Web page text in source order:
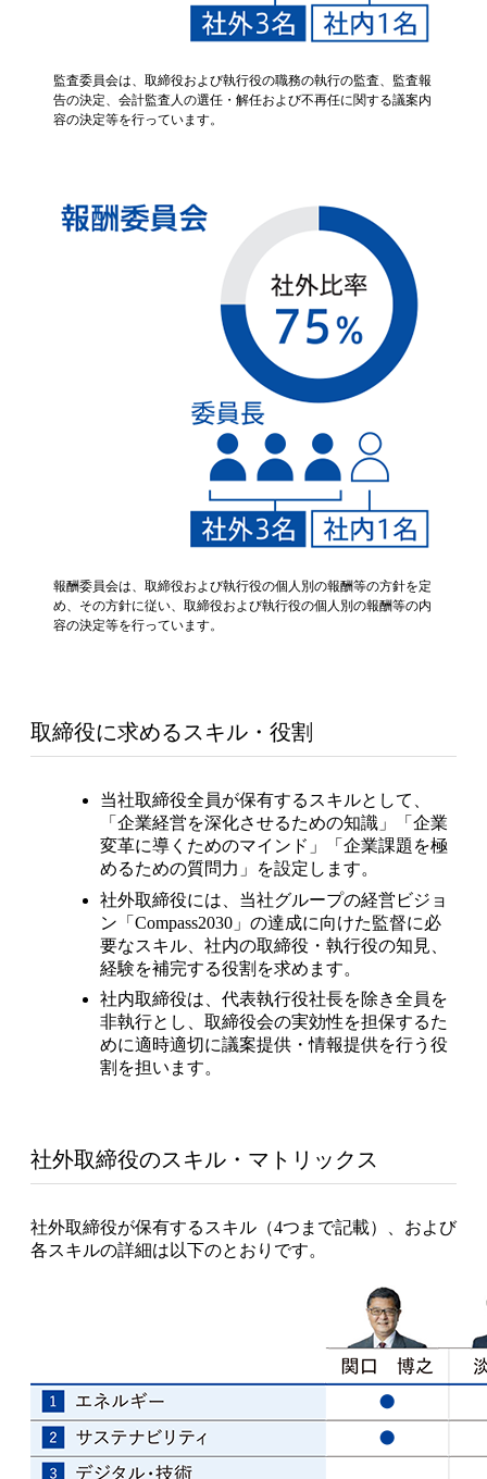
監査委員会は、取締役および執行役の職務の執行の監査、監査報
告の決定、会計監査人の選任・解任および不再任に関する議案内
容の決定等を行っています。
報酬委員会は、取締役および執行役の個人別の報酬等の方針を定
め、その方針に従い、取締役および執行役の個人別の報酬等の内
容の決定等を行っています。
取締役に求めるスキル・役割
当社取締役全員が保有するスキルとして、
「企業経営を深化させるための知識」「企業
変革に導くためのマインド」「企業課題を極
めるための質問力」を設定します。
社外取締役には、当社グループの経営ビジョ
ン「Compass2030」の達成に向けた監督に必
要なスキル、社内の取締役・執行役の知見、
経験を補完する役割を求めます。
社内取締役は、代表執行役社長を除き全員を
非執行とし、取締役会の実効性を担保するた
めに適時適切に議案提供・情報提供を行う役
割を担います。
社外取締役のスキル・マトリックス
社外取締役が保有するスキル（4つまで記載）、および
各スキルの詳細は以下のとおりです。